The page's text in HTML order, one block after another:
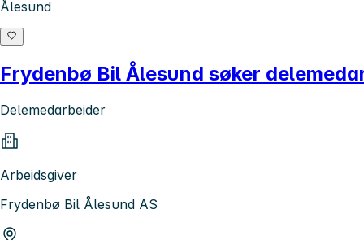
Ålesund
Frydenbø Bil Ålesund søker
Delemedarbeider
Arbeidsgiver
Frydenbø Bil Ålesund AS